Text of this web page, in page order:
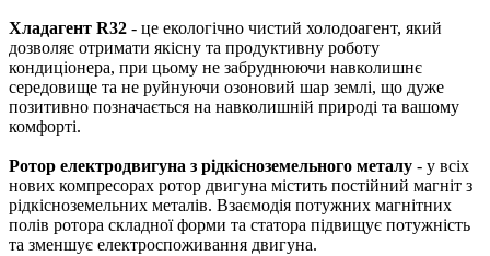
Хладагент R32 - це екологічно чистий холодоагент, який
дозволяє отримати якісну та продуктивну роботу
кондиціонера, при цьому не забруднюючи навколишнє
середовище та не руйнуючи озоновий шар землі, що дуже
позитивно позначається на навколишній природі та вашому
комфорті.
Ротор електродвигуна з рідкісноземельного металу - у всіх
нових компресорах ротор двигуна містить постійний магніт з
рідкісноземельних металів. Взаємодія потужних магнітних
полів ротора складної форми та статора підвищує потужність
та зменшує електроспоживання двигуна.